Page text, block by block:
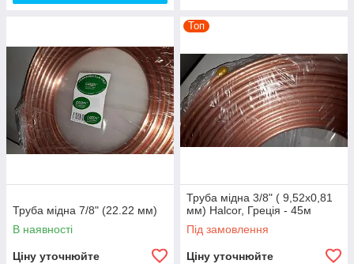
Труба мідна 7/8" (22.22 мм)
В наявності
Ціну уточнюйте
Топ
Труба мідна 3/8" ( 9,52х0,81
мм) Halcor, Греція - 45м
Під замовлення
Ціну уточнюйте